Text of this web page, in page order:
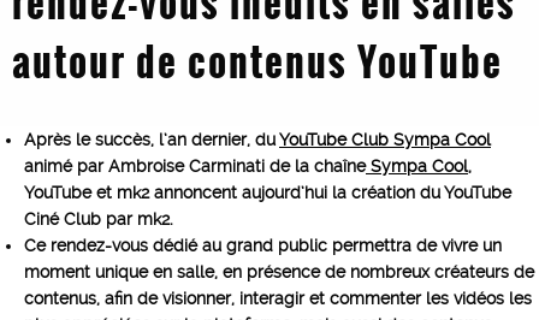
autour de contenus YouTube
Après le succès, l’an dernier, duYouTube Club Sympa Cool
animé par Ambroise Carminati de la chaîneSympa Cool,
YouTube et mk2 annoncent aujourd’hui la création du YouTube
Ciné Club par mk2.
Ce rendez-vous dédié au grand public permettra de vivre un
moment unique en salle, en présence de nombreux créateurs de
contenus, afin de visionner, interagir et commenter les vidéos les